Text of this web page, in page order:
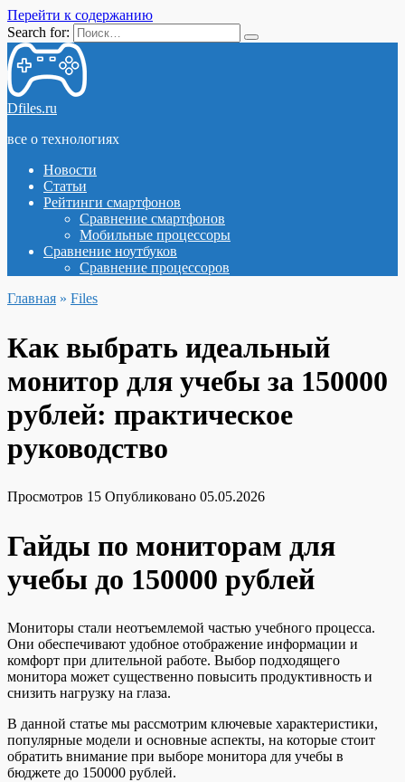
Перейти к содержанию
Search for:
Dfiles.ru
все о технологиях
Новости
Статьи
Рейтинги смартфонов
Сравнение смартфонов
Мобильные процессоры
Сравнение ноутбуков
Сравнение процессоров
Главная » Files
Как выбрать идеальный
монитор для учебы за 150000
рублей: практическое
руководство
Просмотров 15 Опубликовано 05.05.2026
Гайды по мониторам для
учебы до 150000 рублей
Мониторы стали неотъемлемой частью учебного процесса.
Они обеспечивают удобное отображение информации и
комфорт при длительной работе. Выбор подходящего
монитора может существенно повысить продуктивность и
снизить нагрузку на глаза.
В данной статье мы рассмотрим ключевые характеристики,
популярные модели и основные аспекты, на которые стоит
обратить внимание при выборе монитора для учебы в
бюджете до 150000 рублей.